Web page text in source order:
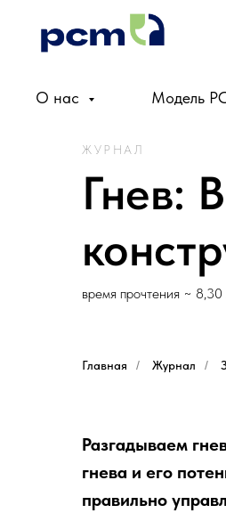
О нас Модель
ЖУРНАЛ
Гнев:
время прочтения ~ 8,30
Главная / Журнал /
Разгадываем
гнева и его
правильно